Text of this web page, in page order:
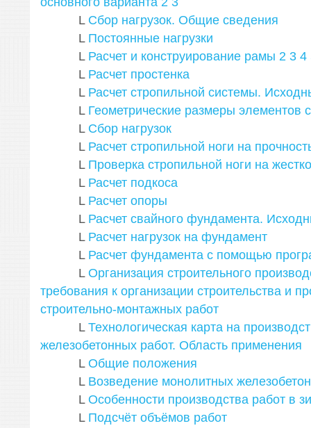
L Сбор нагрузок. Общие сведения
L Постоянные нагрузки
L Расчет и конструирование рамы 2 3 4
L Расчет простенка
L Расчет стропильной системы.
L Геометрические размеры элементов
L Сбор нагрузок
L Расчет стропильной ноги на
L Проверка стропильной ноги на
L Расчет подкоса
L Расчет опоры
L Расчет свайного фундамента.
L Расчет нагрузок на фундамент
L Расчет фундамента с помощью
L Организация строительного
требования к организации строительства и
строительно-монтажных работ
L Технологическая карта на
железобетонных работ. Область применения
L Общие положения
L Возведение монолитных
L Особенности производства работ в
L Подсчёт объёмов работ